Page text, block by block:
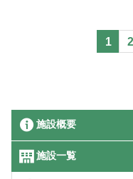
1 2
施設概要
施設一覧